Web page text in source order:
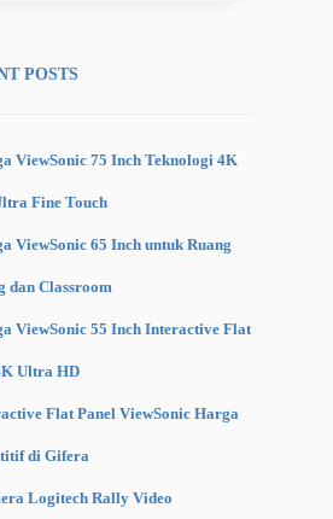
POSTS
ViewSonic 75 Inch Teknologi 4K
Fine Touch
ViewSonic 65 Inch untuk Ruang
dan Classroom
ViewSonic 55 Inch Interactive Flat
Ultra HD
Flat Panel ViewSonic Harga
di Gifera
Logitech Rally Video